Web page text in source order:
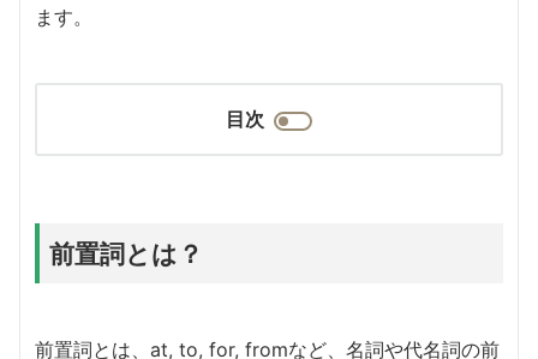
ます。
目次
前置詞とは？
前置詞とは、at, to, for, fromなど、名詞や代名詞の前